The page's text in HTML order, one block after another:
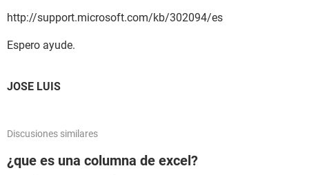
http://support.microsoft.com/kb/302094/es
Espero ayude.
JOSE LUIS
Discusiones similares
¿que es una columna de excel?